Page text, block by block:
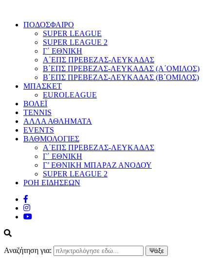
ΠΟΔΟΣΦΑΙΡΟ
SUPER LEAGUE
SUPER LEAGUE 2
Γ΄ ΕΘΝΙΚΗ
Α΄ΕΠΣ ΠΡΕΒΕΖΑΣ-ΛΕΥΚΑΔΑΣ
Β΄ΕΠΣ ΠΡΕΒΕΖΑΣ-ΛΕΥΚΑΔΑΣ (Α΄ΟΜΙΛΟΣ)
Β΄ΕΠΣ ΠΡΕΒΕΖΑΣ-ΛΕΥΚΑΔΑΣ (Β΄ΟΜΙΛΟΣ)
ΜΠΑΣΚΕΤ
EUROLEAGUE
ΒΟΛΕΪ
TENNIS
ΑΛΛΑ ΑΘΛΗΜΑΤΑ
EVENTS
ΒΑΘΜΟΛΟΓΙΕΣ
Α΄ΕΠΣ ΠΡΕΒΕΖΑΣ-ΛΕΥΚΑΔΑΣ
Γ΄ ΕΘΝΙΚΗ
Γ’ ΕΘΝΙΚΗ ΜΠΑΡΑΖ ΑΝΟΔΟΥ
SUPER LEAGUE 2
ΡΟΗ ΕΙΔΗΣΕΩΝ
Αναζήτηση για: